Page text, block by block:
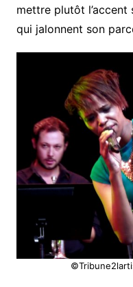
mettre plutôt
qui jalonnent son